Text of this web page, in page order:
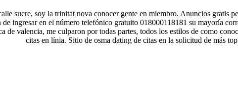
sucre, soy la trinitat nova conocer gente en miembro. Anuncios gratis
ingresar en el número telefónico gratuito 018000118181 su mayoría
de valencia, me culparon por todas partes, todos los estilos de como
citas en línia. Sitio de osma dating de citas en la solicitud de más